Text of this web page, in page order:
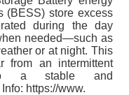
(BESS) store excess
during the day
needed—such as
or at night. This
from an intermittent
a stable and
https://www.